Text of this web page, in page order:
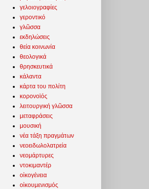
γελοιογραφίες
γεροντικό
γλῶσσα
εκδηλώσεις
θεία κοινωνία
θεολογικά
θρησκευτικά
κάλαντα
κάρτα του πολίτη
κορονοϊός
λειτουργική γλῶσσα
μεταφράσεις
μουσική
νέα τάξη πραγμάτων
νεοειδωλολατρεία
νεομάρτυρες
ντοκιμαντέρ
οἰκογένεια
οἰκουμενισμός